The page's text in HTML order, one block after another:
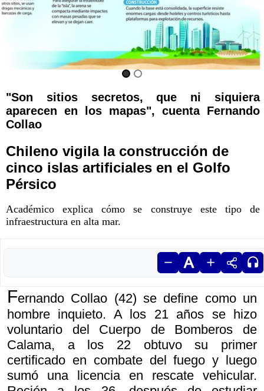
"Son sitios secretos, que ni siquiera
aparecen en los mapas", cuenta Fernando
Collao
Chileno vigila la construcción de
cinco islas artificiales en el Golfo
Pérsico
Académico explica cómo se construye este tipo de
infraestructura en alta mar.
Fernando Collao (42) se define como un
hombre inquieto. A los 21 años se hizo
voluntario del Cuerpo de Bomberos de
Calama, a los 22 obtuvo su primer
certificado en combate del fuego y luego
sumó una licencia en rescate vehicular.